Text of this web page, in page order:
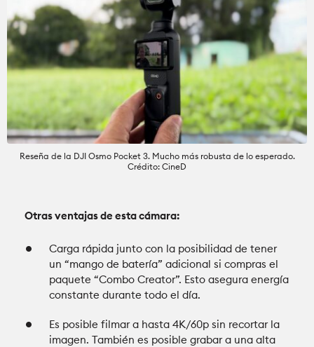
Reseña de la DJI Osmo Pocket 3. Mucho más robusta de lo esperado.
Crédito: CineD
Otras ventajas de esta cámara:
Carga rápida junto con la posibilidad de tener
un “mango de batería” adicional si compras el
paquete “Combo Creator”. Esto asegura energía
constante durante todo el día.
Es posible filmar a hasta 4K/60p sin recortar la
imagen. También es posible grabar a una alta